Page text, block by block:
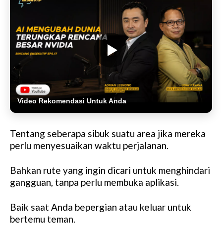
Video Rekomendasi Untuk Anda
Tentang seberapa sibuk suatu area jika mereka
perlu menyesuaikan waktu perjalanan.
Bahkan rute yang ingin dicari untuk menghindari
gangguan, tanpa perlu membuka aplikasi.
Baik saat Anda bepergian atau keluar untuk
bertemu teman.